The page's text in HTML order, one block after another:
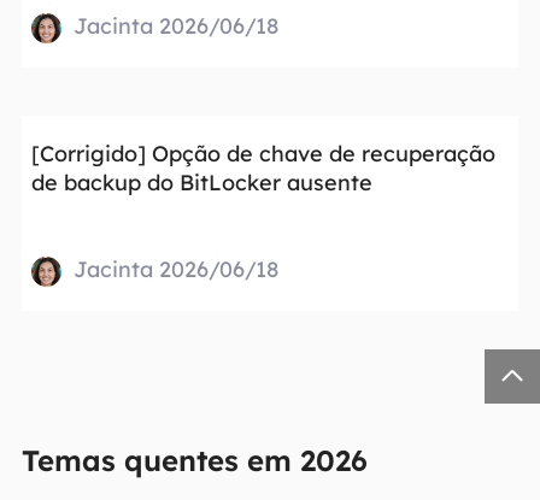
Jacinta 2026/06/18
[Corrigido] Opção de chave de recuperação
de backup do BitLocker ausente
Jacinta 2026/06/18
Temas quentes em 2026
